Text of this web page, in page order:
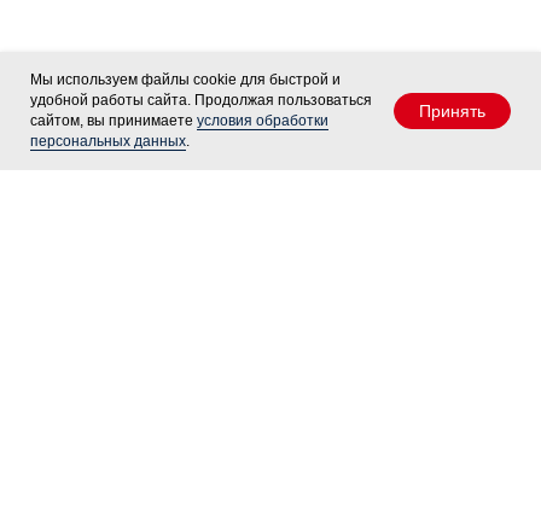
Мы используем файлы cookie для быстрой и
удобной работы сайта. Продолжая пользоваться
сайтом, вы принимаете условия обработки
персональных данных.
Принять